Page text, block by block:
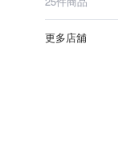
更多店舖